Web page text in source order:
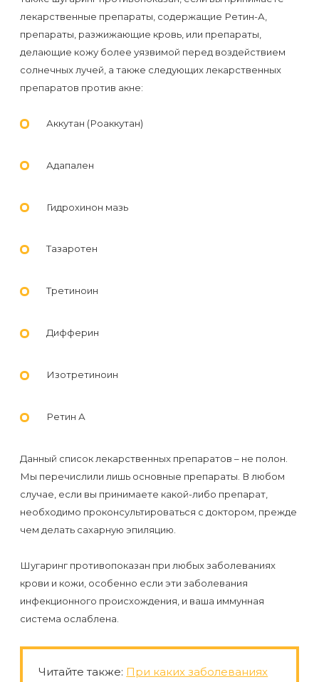
Виды
для
депиляции
Эпиляция
депиляция?
лекарственные препараты, содержащие Ретин-А,
препараты, разжижающие кровь, или препараты,
делающие кожу более уязвимой перед воздействием
солнечных лучей, а также следующих лекарственных
препаратов против акне:
Аккутан (Роаккутан)
Адапален
Гидрохинон мазь
Тазаротен
Третиноин
Дифферин
Изотретиноин
Ретин А
Данный список лекарственных препаратов – не полон.
Мы перечислили лишь основные препараты. В любом
случае, если вы принимаете какой-либо препарат,
необходимо проконсультироваться с доктором, прежде
чем делать сахарную эпиляцию.
Шугаринг противопоказан при любых заболеваниях
крови и кожи, особенно если эти заболевания
инфекционного происхождения, и ваша иммунная
система ослаблена.
Читайте также: При каких заболеваниях